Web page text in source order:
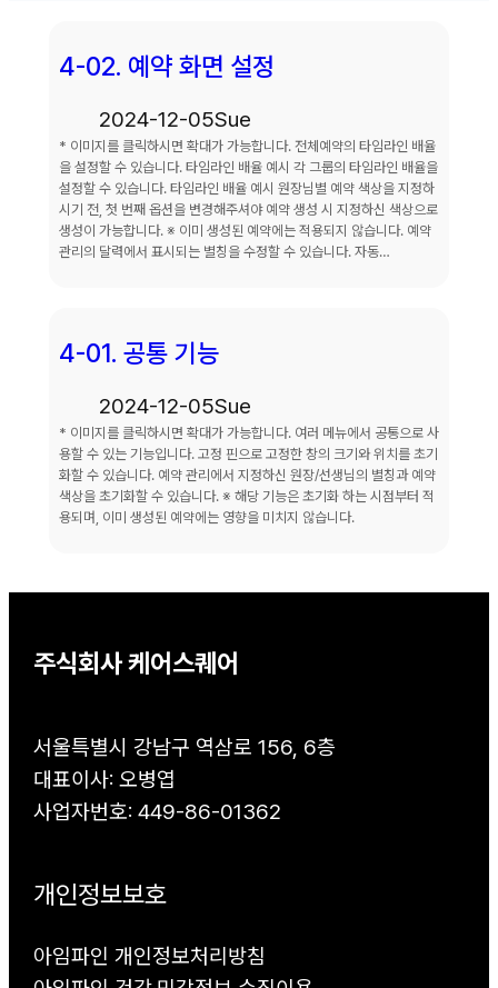
4-02. 예약 화면 설정
2024-12-05Sue
* 이미지를 클릭하시면 확대가 가능합니다. 전체예약의 타임라인 배율
을 설정할 수 있습니다. 타임라인 배율 예시 각 그룹의 타임라인 배율을
설정할 수 있습니다. 타임라인 배율 예시 원장님별 예약 색상을 지정하
시기 전, 첫 번째 옵션을 변경해주셔야 예약 생성 시 지정하신 색상으로
생성이 가능합니다. ※ 이미 생성된 예약에는 적용되지 않습니다. 예약
관리의 달력에서 표시되는 별칭을 수정할 수 있습니다. 자동…
4-01. 공통 기능
2024-12-05Sue
* 이미지를 클릭하시면 확대가 가능합니다. 여러 메뉴에서 공통으로 사
용할 수 있는 기능입니다. 고정 핀으로 고정한 창의 크기와 위치를 초기
화할 수 있습니다. 예약 관리에서 지정하신 원장/선생님의 별칭과 예약
색상을 초기화할 수 있습니다. ※ 해당 기능은 초기화 하는 시점부터 적
용되며, 이미 생성된 예약에는 영향을 미치지 않습니다.
주식회사 케어스퀘어
서울특별시 강남구 역삼로 156, 6층
대표이사: 오병엽
사업자번호: 449-86-01362
개인정보보호
아임파인 개인정보처리방침